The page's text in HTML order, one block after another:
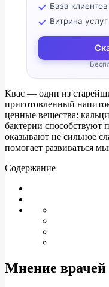
База
Витрина
Квас — один из
приготовленный
ценные вещества:
бактерии
оказывают не сильное
помогает развиваться
Содержание
Мнение врачей